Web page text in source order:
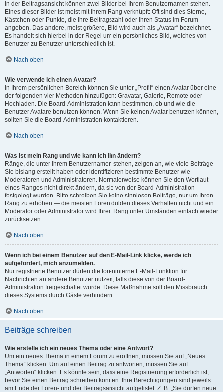
In der Beitragsansicht können zwei Bilder bei Ihrem Benutzernamen stehen.
Eines dieser Bilder ist meist mit Ihrem Rang verknüpft: Oft sind dies Sterne,
Kästchen oder Punkte, die Ihre Beitragszahl oder Ihren Status im Forum
angeben. Das andere, meist größere, Bild wird auch als „Avatar“ bezeichnet.
Es handelt sich hierbei in der Regel um ein persönliches Bild, welches von
Benutzer zu Benutzer unterschiedlich ist.
Nach oben
Wie verwende ich einen Avatar?
In Ihrem persönlichen Bereich können Sie unter „Profil“ einen Avatar über eine
der folgenden vier Methoden hinzufügen: Gravatar, Galerie, Remote oder
Hochladen. Die Board-Administration kann bestimmen, ob und wie die
Benutzer Avatare benutzen können. Wenn Sie keinen Avatar benutzen können,
sollten Sie die Board-Administration kontaktieren.
Nach oben
Was ist mein Rang und wie kann ich ihn ändern?
Ränge, die unter Ihrem Benutzernamen stehen, zeigen an, wie viele Beiträge
Sie bislang erstellt haben oder identifizieren bestimmte Benutzer wie
Moderatoren und Administratoren. Normalerweise können Sie den Wortlaut
eines Ranges nicht direkt ändern, da sie von der Board-Administration
festgelegt wurden. Bitte schreiben Sie keine sinnlosen Beiträge, nur um Ihren
Rang zu erhöhen — die meisten Foren dulden dieses Verhalten nicht und ein
Moderator oder Administrator wird Ihren Rang unter Umständen einfach wieder
zurücksetzen.
Nach oben
Wenn ich bei einem Benutzer auf den E-Mail-Link klicke, werde ich
aufgefordert, mich anzumelden.
Nur registrierte Benutzer dürfen die foreninterne E-Mail-Funktion für
Nachrichten an andere Benutzer nutzen, falls diese von der Board-
Administration freigeschaltet wurde. Diese Maßnahme soll den Missbrauch
dieses Systems durch Gäste verhindern.
Nach oben
Beiträge schreiben
Wie erstelle ich ein neues Thema oder eine Antwort?
Um ein neues Thema in einem Forum zu eröffnen, müssen Sie auf „Neues
Thema“ klicken. Um auf einen Beitrag zu antworten, müssen Sie auf
„Antworten“ klicken. Es könnte sein, dass eine Registrierung erforderlich ist,
bevor Sie einen Beitrag schreiben können. Ihre Berechtigungen sind jeweils
am Ende der Foren- und der Beitragsansicht aufgelistet. Z. B. „Sie dürfen neue